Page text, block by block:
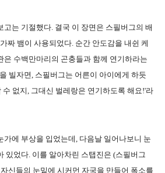
고는 기절했다. 결국 이 장면은 스필버그의 배
짜 뱀이 사용되었다. 순간 안도감을 내쉰 케
은 수백만마리의 곤충들과 함께 연기하라는
빌자면, 스필버그는 어른이 아이에게 하듯
수 없지, 그대신 벌레랑은 연기하도록 해요!'라
가에 부상을 입었는데, 다음날 일어나보니 눈
있었다. 이를 알아차린 스탭진은 (스필버그
신들의 눈밑에 시커먼 자국을 만들어 폭소를